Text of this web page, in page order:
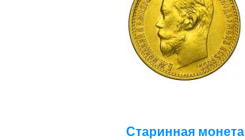
Старинная монета